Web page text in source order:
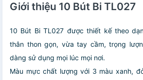
Giới thiệu 10 Bút Bi TL027
10 Bút Bi TL027 được thiết kế theo
thân thon gọn, vừa tay cầm, trọng
dàng sử dụng mọi lúc mọi nơi.
Màu mực chất lượng với 3 màu xanh,